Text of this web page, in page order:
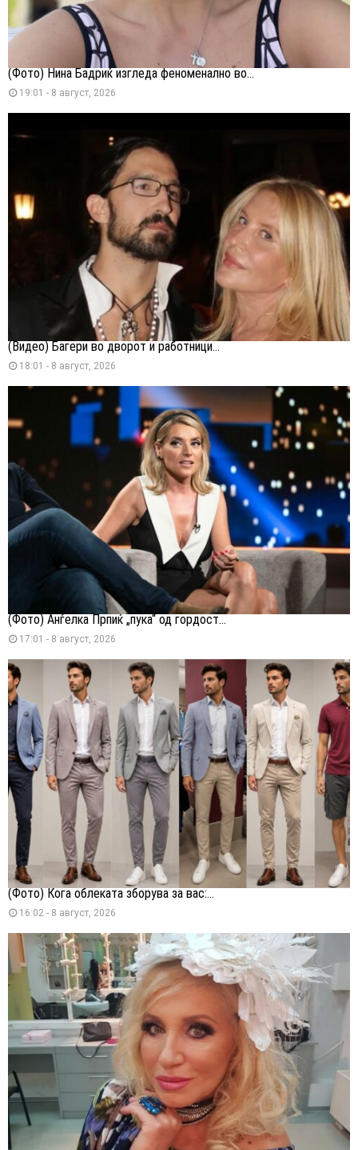
(Фото) Нина Бадриќ изгледа феноменално во...
19:01 - 8 август, 2026
(Видео) Багери во дворот и работници...
18:01 - 8 август, 2026
(Фото) Анѓелка Прпиќ „пука“ од гордост...
17:01 - 8 август, 2026
(Фото) Кога облеката зборува за вас:...
16:02 - 8 август, 2026